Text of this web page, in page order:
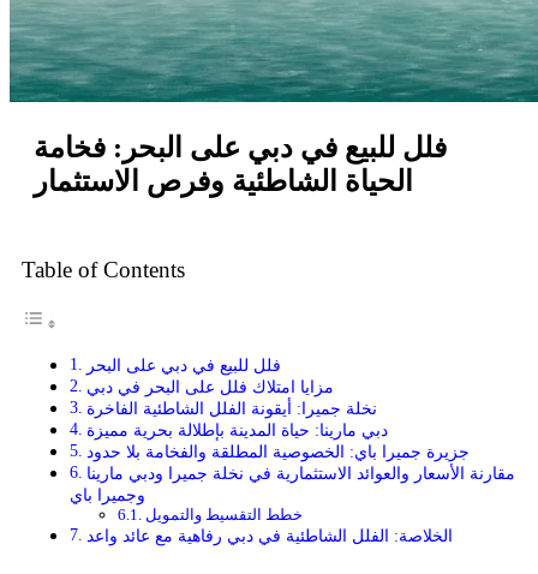
فلل للبيع في دبي على البحر: فخامة
الحياة الشاطئية وفرص الاستثمار
Table of Contents
فلل للبيع في دبي على البحر
مزايا امتلاك فلل على البحر في دبي
نخلة جميرا: أيقونة الفلل الشاطئية الفاخرة
دبي مارينا: حياة المدينة بإطلالة بحرية مميزة
جزيرة جميرا باي: الخصوصية المطلقة والفخامة بلا حدود
مقارنة الأسعار والعوائد الاستثمارية في نخلة جميرا ودبي مارينا
وجميرا باي
خطط التقسيط والتمويل
الخلاصة: الفلل الشاطئية في دبي رفاهية مع عائد واعد